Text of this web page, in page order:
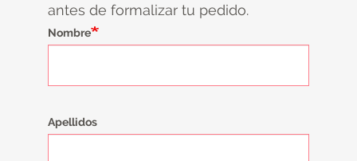
antes de formalizar tu pedido.
Nombre
Apellidos